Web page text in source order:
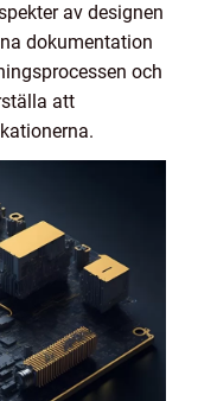
av designen
dokumentation
och
att